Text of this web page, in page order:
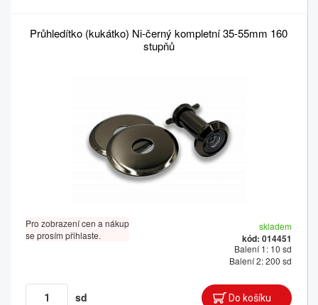
Průhledítko (kukátko) Ni-černý kompletní 35-55mm 160
stupňů
Pro zobrazení cen a nákup
se prosím přihlaste.
skladem
kód: 014451
Balení 1: 10 sd
Balení 2: 200 sd
sd